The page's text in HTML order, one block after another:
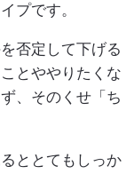
プです。
否定して下げる
とややりたくな
、そのくせ「ち
ととてもしっか